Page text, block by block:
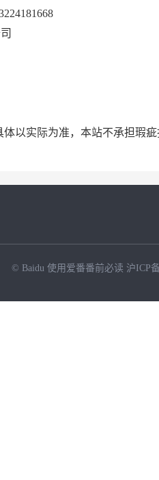
以实际为准，本站不承担瑕
© Baidu 使用爱番番前必读 沪ICP